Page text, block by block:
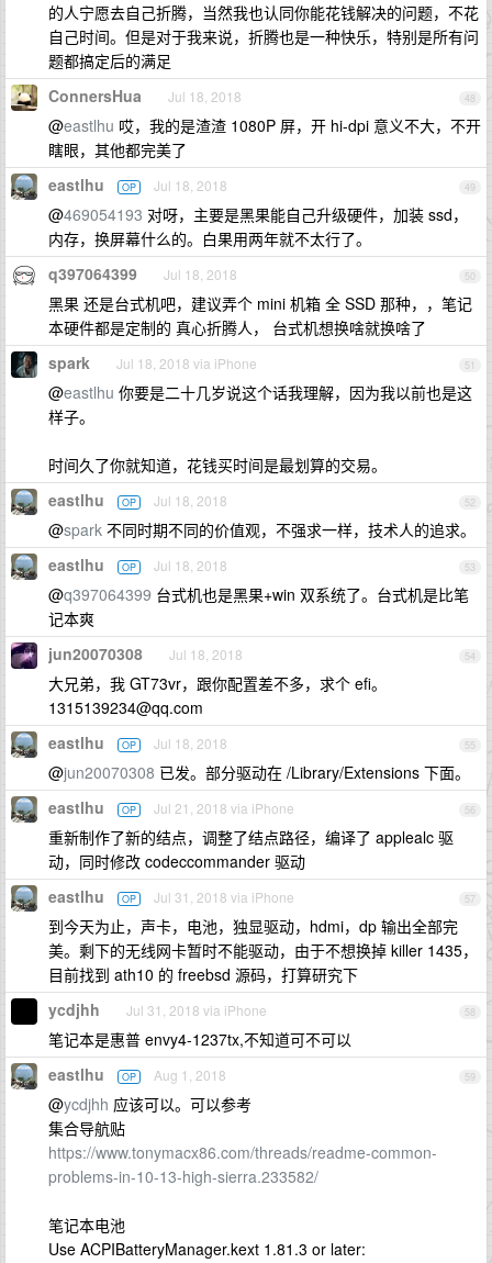
的人宁愿去自己折腾，当然我也认同你能花钱解决的问题，不花
自己时间。但是对于我来说，折腾也是一种快乐，特别是所有问
题都搞定后的满足
48
ConnersHua Jul 18, 2018
@eastlhu 哎，我的是渣渣 1080P 屏，开 hi-dpi 意义不大，不开
瞎眼，其他都完美了
49
eastlhu OP Jul 18, 2018
@469054193 对呀，主要是黑果能自己升级硬件，加装 ssd，
内存，换屏幕什么的。白果用两年就不太行了。
50
q397064399 Jul 18, 2018
黑果 还是台式机吧，建议弄个 mini 机箱 全 SSD 那种，，笔记
本硬件都是定制的 真心折腾人， 台式机想换啥就换啥了
51
spark Jul 18, 2018 via iPhone
@eastlhu 你要是二十几岁说这个话我理解，因为我以前也是这
样子。
时间久了你就知道，花钱买时间是最划算的交易。
52
eastlhu OP Jul 18, 2018
@spark 不同时期不同的价值观，不强求一样，技术人的追求。
53
eastlhu OP Jul 18, 2018
@q397064399 台式机也是黑果+win 双系统了。台式机是比笔
记本爽
54
jun20070308 Jul 18, 2018
大兄弟，我 GT73vr，跟你配置差不多，求个 efi。
1315139234@qq.com
55
eastlhu OP Jul 18, 2018
@jun20070308 已发。部分驱动在 /Library/Extensions 下面。
56
eastlhu OP Jul 21, 2018 via iPhone
重新制作了新的结点，调整了结点路径，编译了 applealc 驱
动，同时修改 codeccommander 驱动
57
eastlhu OP Jul 31, 2018 via iPhone
到今天为止，声卡，电池，独显驱动，hdmi，dp 输出全部完
美。剩下的无线网卡暂时不能驱动，由于不想换掉 killer 1435，
目前找到 ath10 的 freebsd 源码，打算研究下
58
ycdjhh Jul 31, 2018 via iPhone
笔记本是惠普 envy4-1237tx,不知道可不可以
59
eastlhu OP Aug 1, 2018
@ycdjhh 应该可以。可以参考
集合导航贴
https://www.tonymacx86.com/threads/readme-common-
problems-in-10-13-high-sierra.233582/
笔记本电池
Use ACPIBatteryManager.kext 1.81.3 or later: